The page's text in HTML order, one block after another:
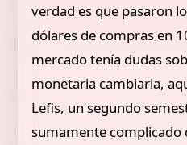
verdad es que pasaron
dólares de compras en
mercado tenía dudas
monetaria cambiaria,
Lefis, un segundo
sumamente complicado